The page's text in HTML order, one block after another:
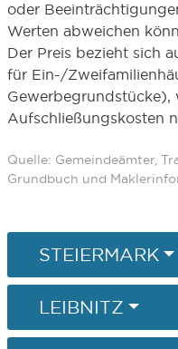
oder
Werten abweichen
Der Preis bezieht sich
für Ein-/
Gewerbegrundstücke),
Aufschließungskosten
Quelle: Gemeindeämter,
Grundbuch und
STEIERMARK
LEIBNITZ